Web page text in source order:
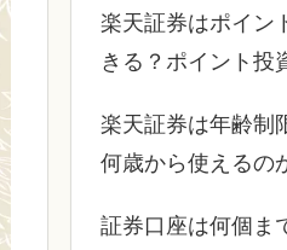
楽天証券はポイン
きる？ポイント投
楽天証券は年齢制
何歳から使えるの
証券口座は何個ま